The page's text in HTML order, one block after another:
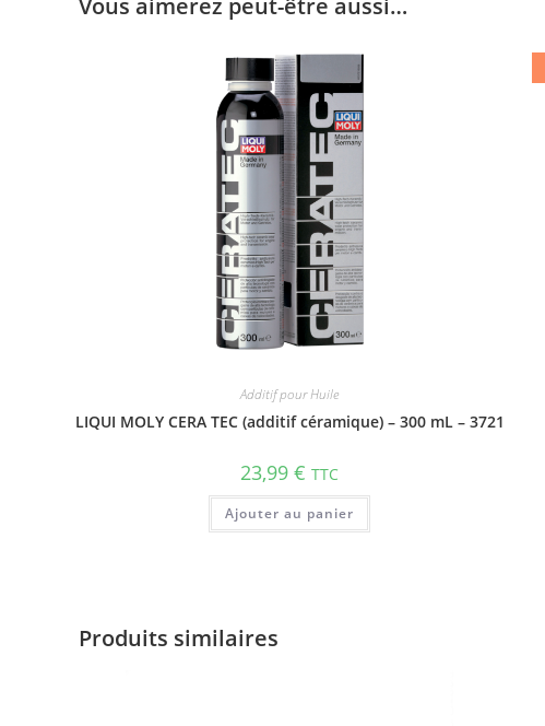
Vous aimerez peut-être aussi…
Additif pour Huile
LIQUI MOLY CERA TEC (additif céramique) – 300 mL – 3721
23,99€ TTC
Ajouter au panier
Produits similaires